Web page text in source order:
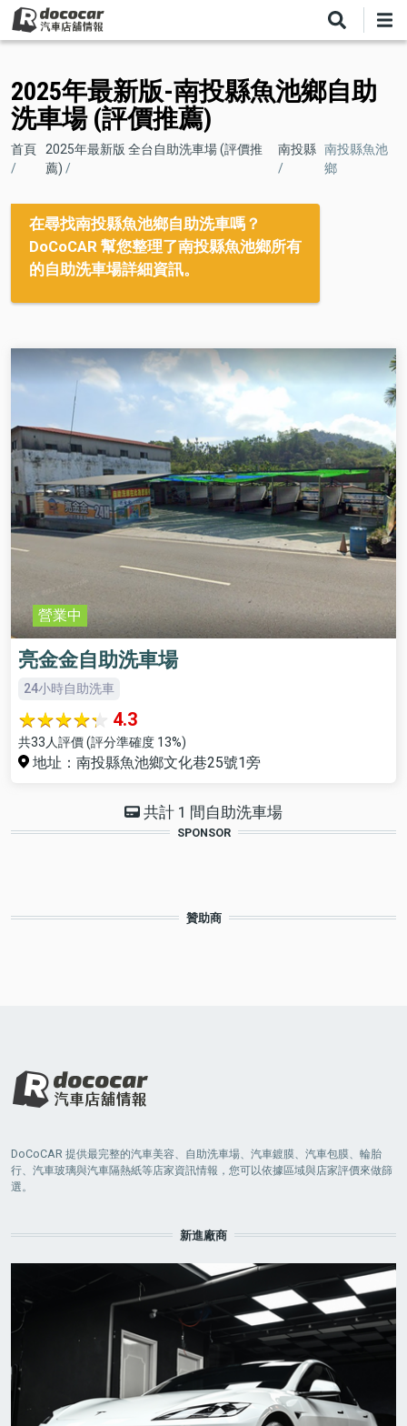
移
至
內
容2025年最新版-南投縣魚池鄉自助
洗車場 (評價推薦)
導
航
連
結
首頁
2025年最新版 全台自助洗車場 (評價推
薦)
南投縣 南投縣魚池
鄉
在尋找南投縣魚池鄉自助洗車嗎？
DoCoCAR 幫您整理了南投縣魚池鄉所有
的自助洗車場詳細資訊。
營業中
亮金金自助洗車場
24小時自助洗車
4.3
共33人評價 (評分準確度 13%)
地址：南投縣魚池鄉文化巷25號1旁
共計 1 間自助洗車場
SPONSOR
贊助商
DoCoCAR 提供最完整的汽車美容、自助洗車場、汽車鍍膜、汽車包膜、輪胎
行、汽車玻璃與汽車隔熱紙等店家資訊情報，您可以依據區域與店家評價來做篩
選。
新進廠商